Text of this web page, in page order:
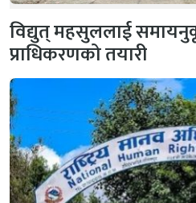
विद्युत् महसुललाई
प्राधिकरणको तयारी